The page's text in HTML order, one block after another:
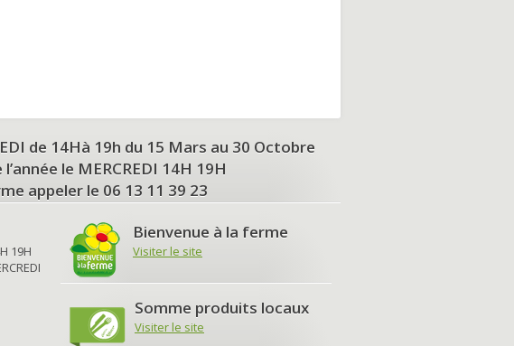
de 14Hà 19h du 15 Mars au 30 Octobre
le MERCREDI 14H 19H
appeler le 06 13 11 39 23
19H
Bienvenue à la ferme
Visiter le site
Somme produits locaux
Visiter le site